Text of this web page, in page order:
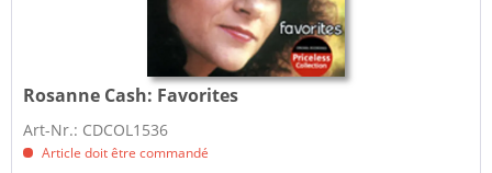
Rosanne Cash: Favorites
Art-Nr.: CDCOL1536
Article doit être commandé